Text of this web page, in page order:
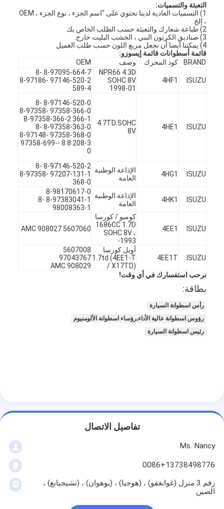
المنزل
فيديوهات
حولنا
جولة في المصنع
مراقبة الجودة
محرك أسطوانة قالب
كامل الاسطوانة
التعبئة والتسميات:
1) التسميات العادية لدينا تحتوي على "اسم الجزء ، نوع الجزء ، OEM
، إلخ.
2) طباعة شعارك والتعبئة حسب الطلب الخاص بك
3) صناديق الكرتون البني ، الخشب البليت خارج.
4) يمكننا أيضا أن نجعل مربع اللون حسب طلب العميل
قائمة أسطوانات قائمة إيسوزو:
BRAND
كود المحرك وصف OEM
ISUZU
4HF1
NPR66 4.3D
SOHC 8V
1998-01
8-97095-664-7 8-
97146-520-2 8-97186-
589-4
ISUZU
4HE1
4.7TD SOHC
8V
8-97146-520-0 8-
97358-366-0 8-97358-
366-1 8-97358-366-2
8-97358-363-0 8-
97358-368-0 8-97148-
208-3 8 8 -97358-699-
0
ISUZU
4HG1
الإذاعة الوطنية
العامة
8-97146-520-2 8-
97207-131-1 8-97358-
368-0
ISUZU
4HK1
الإذاعة الوطنية
العامة
8-98170617-0
8-97383041-1 8-
98008363-1
ISUZU
4EE1
كومبو / كورسا
1686CC 1.7D
SOHC 8V ،
1993-
5607060 AMC 908027
ISUZU
4EE1T
أوبل كورسا
1.7td (4EE1-T
/ X17TD)
5607008
97043767
AMC 908029
نرحب استفسارك في أي وقت!
بطاقة:
رأس اسطوانة السيارة
رؤوس اسطوانة عالية الأداء,رؤساء اسطوانة الألومنيوم
رئيس اسطوانة السيارة
تفاصيل الاتصال
Ms. Nancy
0086+13738498776
رقم 3 منزل (غوانغفو) ، (هوجيا) ، (يوهوان) ، (تشيجيانغ) ،
الصين